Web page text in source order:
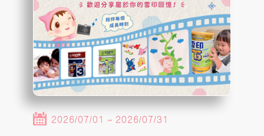
2026/07/01 ~ 2026/07/31